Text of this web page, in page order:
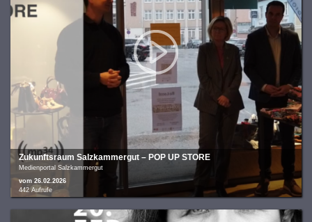
Zukunftsraum Salzkammergut – POP UP STORE
Medienportal Salzkammergut
vom 26.02.2026
442 Aufrufe